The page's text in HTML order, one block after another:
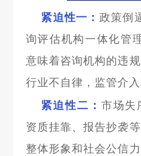
紧迫性一： 政策倒
询评估机构一体化管
意味着咨询机构的违
行业不自律，监管介入
紧迫性二： 市场失
资质挂靠、报告抄袭
整体形象和社会公信